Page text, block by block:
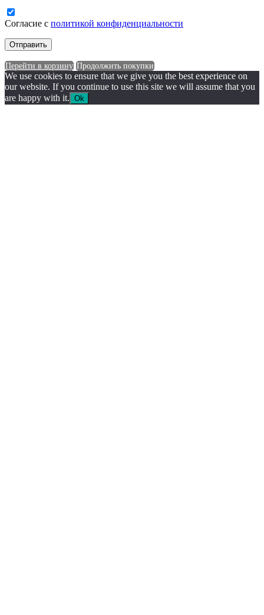
Согласие с политикой конфиденциальности
Перейти в корзину Продолжить покупки
We use cookies to ensure that we give you the best experience on
our website. If you continue to use this site we will assume that you
are happy with it. Ok